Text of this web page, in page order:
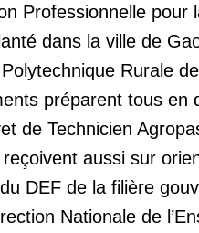
Professionnelle pour
dans la ville de
Rurale
préparent tous en
de Technicien
aussi sur
DEF de la filière
Nationale de